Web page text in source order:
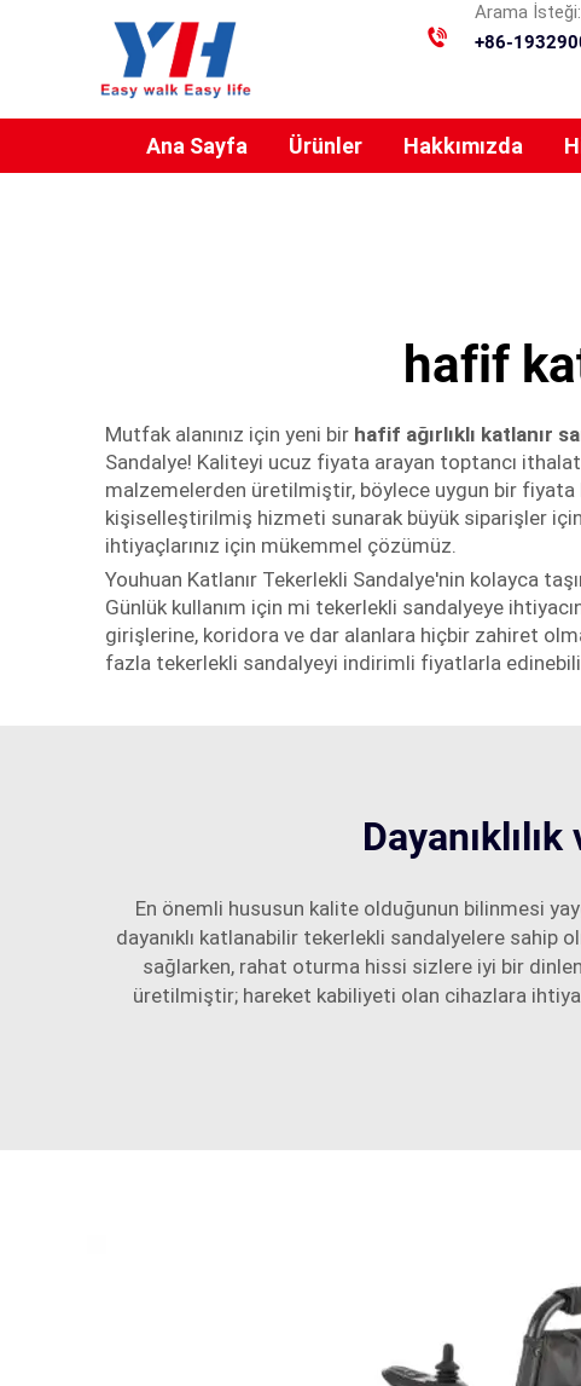
Arama İsteği:
+86-
Ana Sayfa Ürünler Hakkımızda
hafif
Mutfak alanınız için yeni bir hafif ağırlıklı katlanır
Sandalye! Kaliteyi ucuz fiyata arayan toptancı
malzemelerden üretilmiştir, böylece uygun bir
kişiselleştirilmiş hizmeti sunarak büyük siparişler
ihtiyaçlarınız için mükemmel çözümüz.
Youhuan Katlanır Tekerlekli Sandalye'nin kolayca
Günlük kullanım için mi tekerlekli sandalyeye
girişlerine, koridora ve dar alanlara hiçbir zahiret
fazla tekerlekli sandalyeyi indirimli fiyatlarla
En önemli hususun kalite olduğunun bilinmesi
dayanıklı katlanabilir tekerlekli sandalyelere sahip
sağlarken, rahat oturma hissi sizlere iyi bir
üretilmiştir; hareket kabiliyeti olan cihazlara